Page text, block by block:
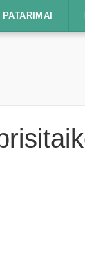
PATARIMAI